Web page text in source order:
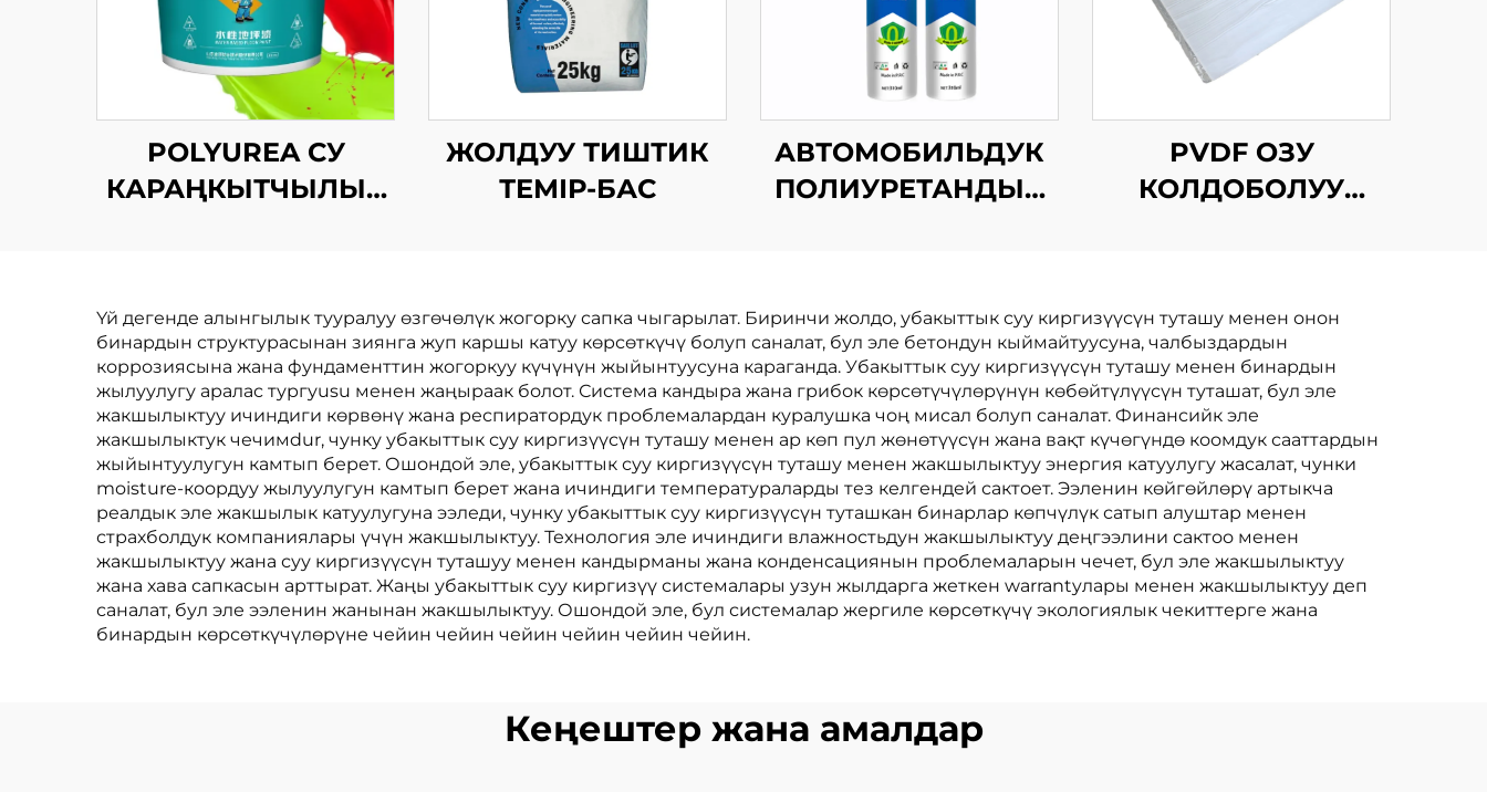
POLYUREA СУ
КАРАҢКЫТЧЫЛЫК
ЖОЛДУУ ТИШТИК
ТЕМІР-БАС
АВТОМОБИЛЬДУК
ПОЛИУРЕТАНДЫК
PVDF ОЗУ
КОЛДОБОЛУУ
МЕМБРАНАСЫ
Үй дегенде алынгылык тууралуу өзгөчөлүк жогорку сапка чыгарылат. Биринчи жолдо, убакыттык суу киргизүүсүн туташу менен онон
бинардын структурасынан зиянга жуп каршы катуу көрсөткүчү болуп саналат, бул эле бетондун кыймайтуусуна, чалбыздардын
коррозиясына жана фундаменттин жогоркуу күчүнүн жыйынтуусуна караганда. Убакыттык суу киргизүүсүн туташу менен бинардын
жылуулугу аралас тургуusu менен жаңыраак болот. Система кандыра жана грибок көрсөтүчүлөрүнүн көбөйтүлүүсүн туташат, бул эле
жакшылыктуу ичиндиги көрвөнү жана респиратордук проблемалардан куралушка чоң мисал болуп саналат. Финансийк эле
жакшылыктук чечимdur, чунку убакыттык суу киргизүүсүн туташу менен ар көп пул жөнөтүүсүн жана вақт күчөгүндө коомдук сааттардын
жыйынтуулугун камтып берет. Ошондой эле, убакыттык суу киргизүүсүн туташу менен жакшылыктуу энергия катуулугу жасалат, чунки
moisture-коордуу жылуулугун камтып берет жана ичиндиги температураларды тез келгендей сактоет. Ээленин көйгөйлөрү артыкча
реалдык эле жакшылык катуулугуна ээледи, чунку убакыттык суу киргизүүсүн туташкан бинарлар көпчүлүк сатып алуштар менен
страхболдук компаниялары үчүн жакшылыктуу. Технология эле ичиндиги влажностьдун жакшылыктуу деңгээлини сактоо менен
жакшылыктуу жана суу киргизүүсүн туташуу менен кандырманы жана конденсациянын проблемаларын чечет, бул эле жакшылыктуу
жана хава сапкасын арттырат. Жаңы убакыттык суу киргизүү системалары узун жылдарга жеткен warrantyлары менен жакшылыктуу деп
саналат, бул эле ээленин жанынан жакшылыктуу. Ошондой эле, бул системалар жергиле көрсөткүчү экологиялык чекиттерге жана
бинардын көрсөткүчүлөрүне чейин чейин чейин чейин чейин чейин.
Кеңештер жана амалдар